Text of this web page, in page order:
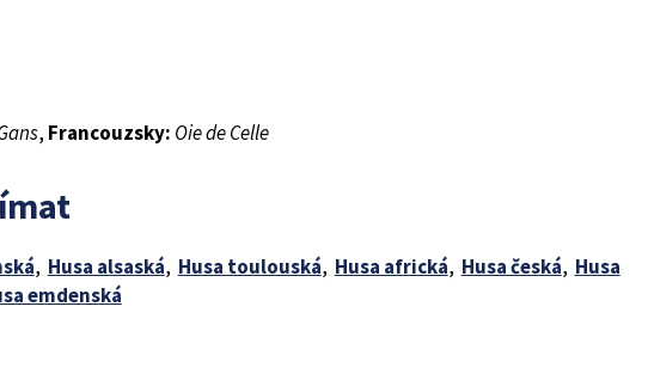
, Francouzsky: Oie de Celle
, Husa alsaská, Husa toulouská, Husa africká, Husa česká, Husa
emdenská